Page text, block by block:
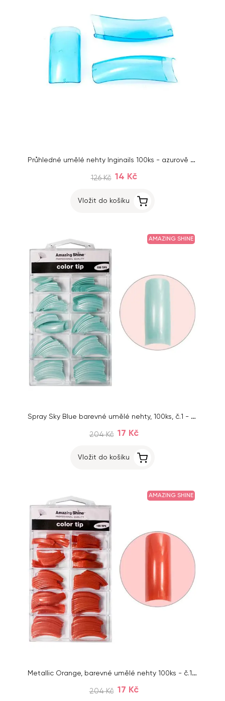
Průhledné umělé nehty Inginails 100ks - azurově modré
126 Kč 14 Kč
Vložit do košíku
AMAZING SHINE
Spray Sky Blue barevné umělé nehty, 100ks, č.1 - 10
204 Kč 17 Kč
Vložit do košíku
AMAZING SHINE
Metallic Orange, barevné umělé nehty 100ks - č.1 - 10
204 Kč 17 Kč